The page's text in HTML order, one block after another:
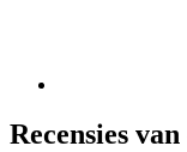
Recensies